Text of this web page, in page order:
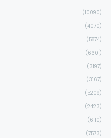
(10090)
(4070)
(5874)
(6601)
(3197)
(3167)
(5209)
(2423)
(6110)
(7573)